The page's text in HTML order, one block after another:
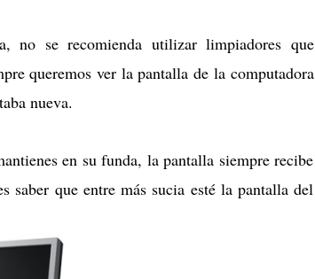
no se recomienda utilizar limpiadores que
queremos ver la pantalla de la computadora
nueva.
en su funda, la pantalla siempre recibe
saber que entre más sucia esté la pantalla del